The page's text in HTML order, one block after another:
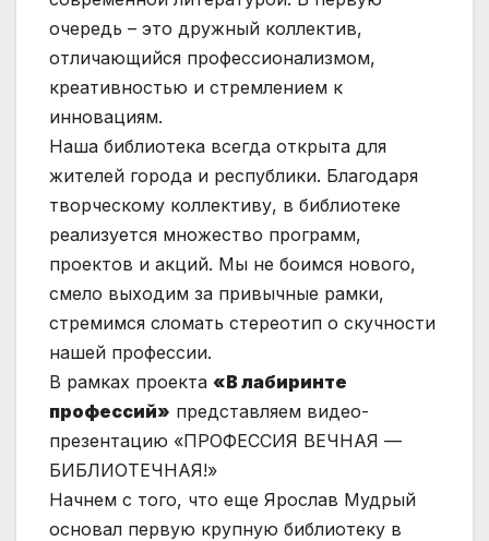
очередь – это дружный коллектив,
отличающийся профессионализмом,
креативностью и стремлением к
инновациям.
Наша библиотека всегда открыта для
жителей города и республики. Благодаря
творческому коллективу, в библиотеке
реализуется множество программ,
проектов и акций. Мы не боимся нового,
смело выходим за привычные рамки,
стремимся сломать стереотип о скучности
нашей профессии.
В рамках проекта «В лабиринте
профессий» представляем видео-
презентацию «ПРОФЕССИЯ ВЕЧНАЯ —
БИБЛИОТЕЧНАЯ!»
Начнем с того, что еще Ярослав Мудрый
основал первую крупную библиотеку в